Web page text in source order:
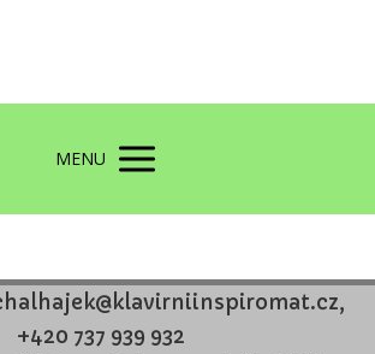
MENU
+420 737 939 932